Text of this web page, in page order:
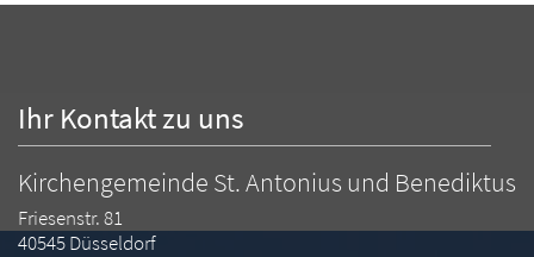
Ihr Kontakt zu uns
Kirchengemeinde St. Antonius und Benediktus
Friesenstr. 81
40545Düsseldorf